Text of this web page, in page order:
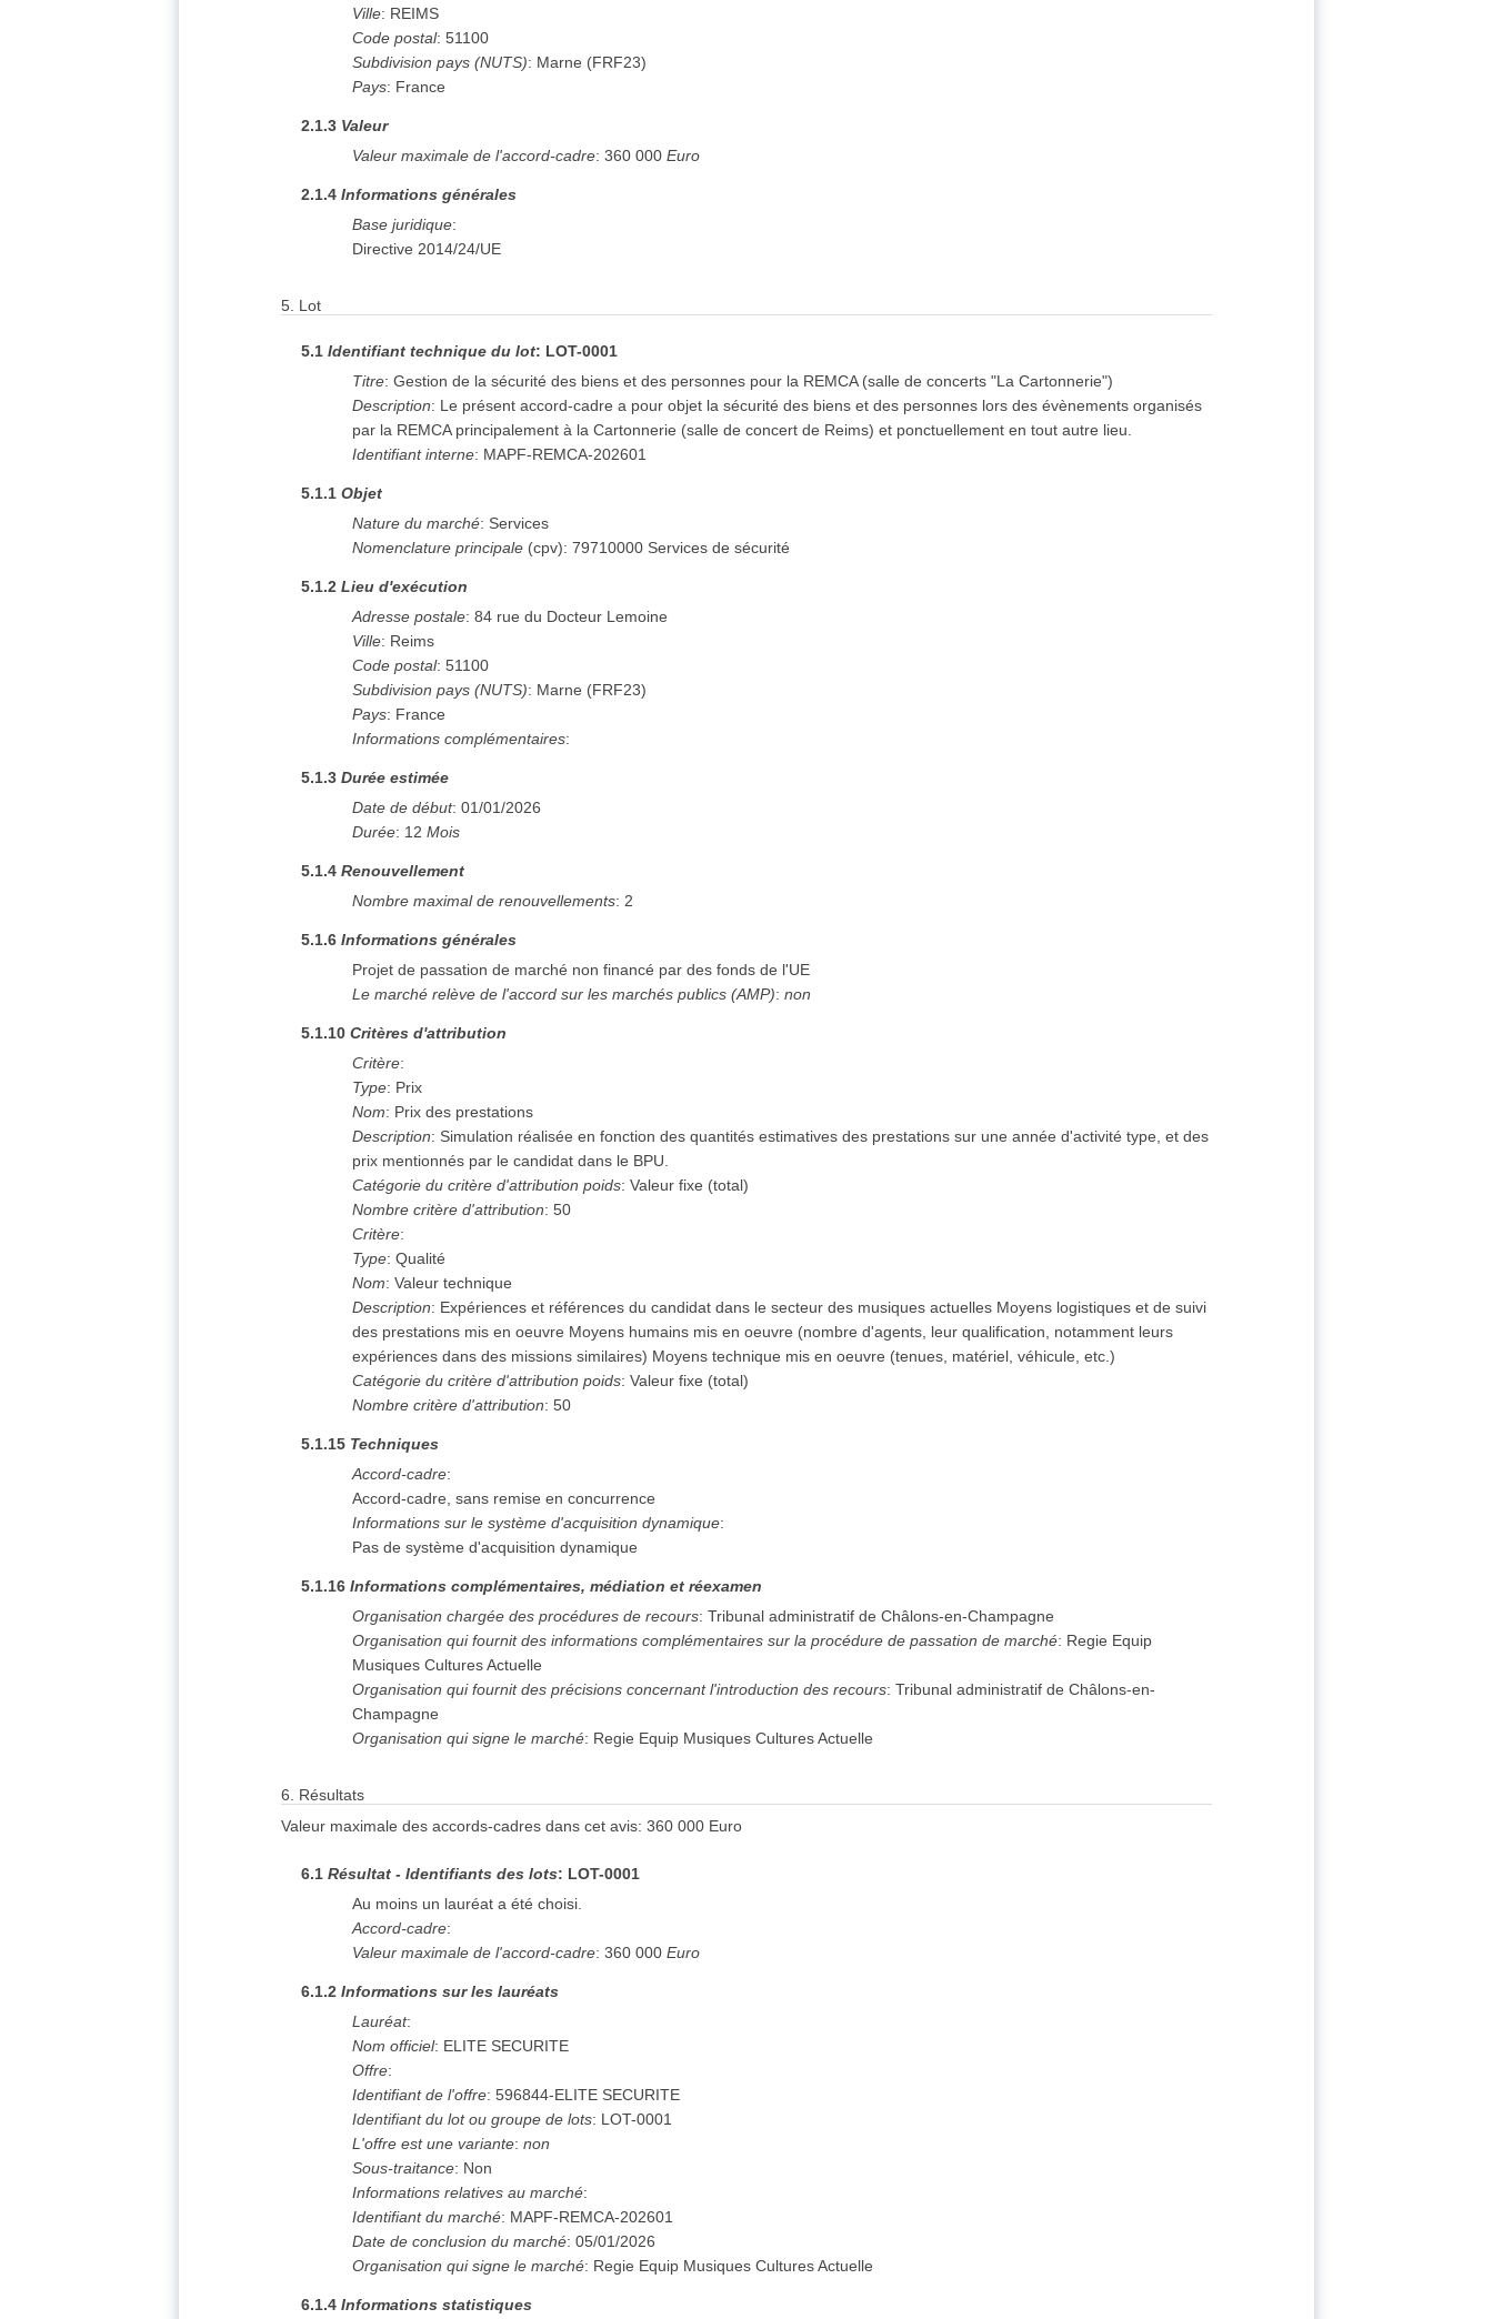
Ville: REIMS
Code postal:51100
Subdivision pays (NUTS): Marne (FRF23)
Pays: France
2.1.3 Valeur
Valeur maximale de l'accord-cadre:360 000 Euro
2.1.4Informations générales
Base juridique:
Directive 2014/24/UE
5. Lot
5.1Identifiant technique du lot: LOT-0001
Titre:Gestion de la sécurité des biens et des personnes pour la REMCA (salle de concerts "La Cartonnerie")
Description: Le présent accord-cadre a pour objet la sécurité des biens et des personnes lors des évènements organisés
par la REMCA principalement à la Cartonnerie (salle de concert de Reims) et ponctuellement en tout autre lieu.
Identifiant interne: MAPF-REMCA-202601
5.1.1Objet
Nature du marché: Services
Nomenclature principale (cpv):79710000 Services de sécurité
5.1.2Lieu d'exécution
Adresse postale:84 rue du Docteur Lemoine
Ville: Reims
Code postal:51100
Subdivision pays (NUTS): Marne (FRF23)
Pays: France
Informations complémentaires:
5.1.3Durée estimée
Date de début:01/01/2026
Durée: 12 Mois
5.1.4Renouvellement
Nombre maximal de renouvellements:2
5.1.6Informations générales
Projet de passation de marché non financé par des fonds de l'UE
Le marché relève de l'accord sur les marchés publics (AMP):non
5.1.10Critères d'attribution
Critère:
Type: Prix
Nom: Prix des prestations
Description: Simulation réalisée en fonction des quantités estimatives des prestations sur une année d'activité type, et des
prix mentionnés par le candidat dans le BPU.
Catégorie du critère d'attribution poids:Valeur fixe (total)
Nombre critère d'attribution:50
Critère:
Type:Qualité
Nom:Valeur technique
Description: Expériences et références du candidat dans le secteur des musiques actuelles Moyens logistiques et de suivi
des prestations mis en oeuvre Moyens humains mis en oeuvre (nombre d'agents, leur qualification, notamment leurs
expériences dans des missions similaires) Moyens technique mis en oeuvre (tenues, matériel, véhicule, etc.)
Catégorie du critère d'attribution poids:Valeur fixe (total)
Nombre critère d'attribution:50
5.1.15 Techniques
Accord-cadre:
Accord-cadre, sans remise en concurrence
Informations sur le système d'acquisition dynamique:
Pas de système d'acquisition dynamique
5.1.16Informations complémentaires, médiation et réexamen
Organisation chargée des procédures de recours:Tribunal administratif de Châlons-en-Champagne
Organisation qui fournit des informations complémentaires sur la procédure de passation de marché: Regie Equip
Musiques Cultures Actuelle
Organisation qui fournit des précisions concernant l'introduction des recours:Tribunal administratif de Châlons-en-
Champagne
Organisation qui signe le marché: Regie Equip Musiques Cultures Actuelle
6. Résultats
Valeur maximale des accords-cadres dans cet avis:360 000 Euro
6.1Résultat - Identifiants des lots: LOT-0001
Au moins un lauréat a été choisi.
Accord-cadre:
Valeur maximale de l'accord-cadre:360 000 Euro
6.1.2Informations sur les lauréats
Lauréat:
Nom officiel: ELITE SECURITE
Offre:
Identifiant de l'offre:596844-ELITE SECURITE
Identifiant du lot ou groupe de lots: LOT-0001
L'offre est une variante:non
Sous-traitance: Non
Informations relatives au marché:
Identifiant du marché: MAPF-REMCA-202601
Date de conclusion du marché:05/01/2026
Organisation qui signe le marché: Regie Equip Musiques Cultures Actuelle
6.1.4Informations statistiques